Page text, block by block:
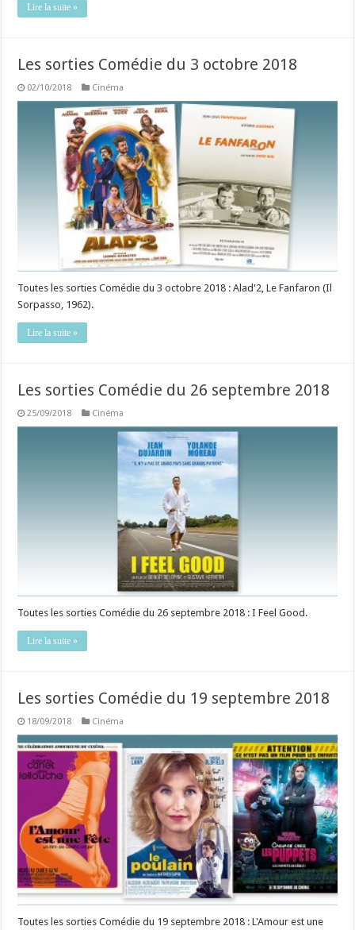
Lire la suite »
Les sorties Comédie du 3 octobre 2018
02/10/2018 Cinéma
Toutes les sorties Comédie du 3 octobre 2018 : Alad'2, Le Fanfaron (Il
Sorpasso, 1962).
Lire la suite »
Les sorties Comédie du 26 septembre 2018
25/09/2018 Cinéma
Toutes les sorties Comédie du 26 septembre 2018 : I Feel Good.
Lire la suite »
Les sorties Comédie du 19 septembre 2018
18/09/2018 Cinéma
Toutes les sorties Comédie du 19 septembre 2018 : L'Amour est une